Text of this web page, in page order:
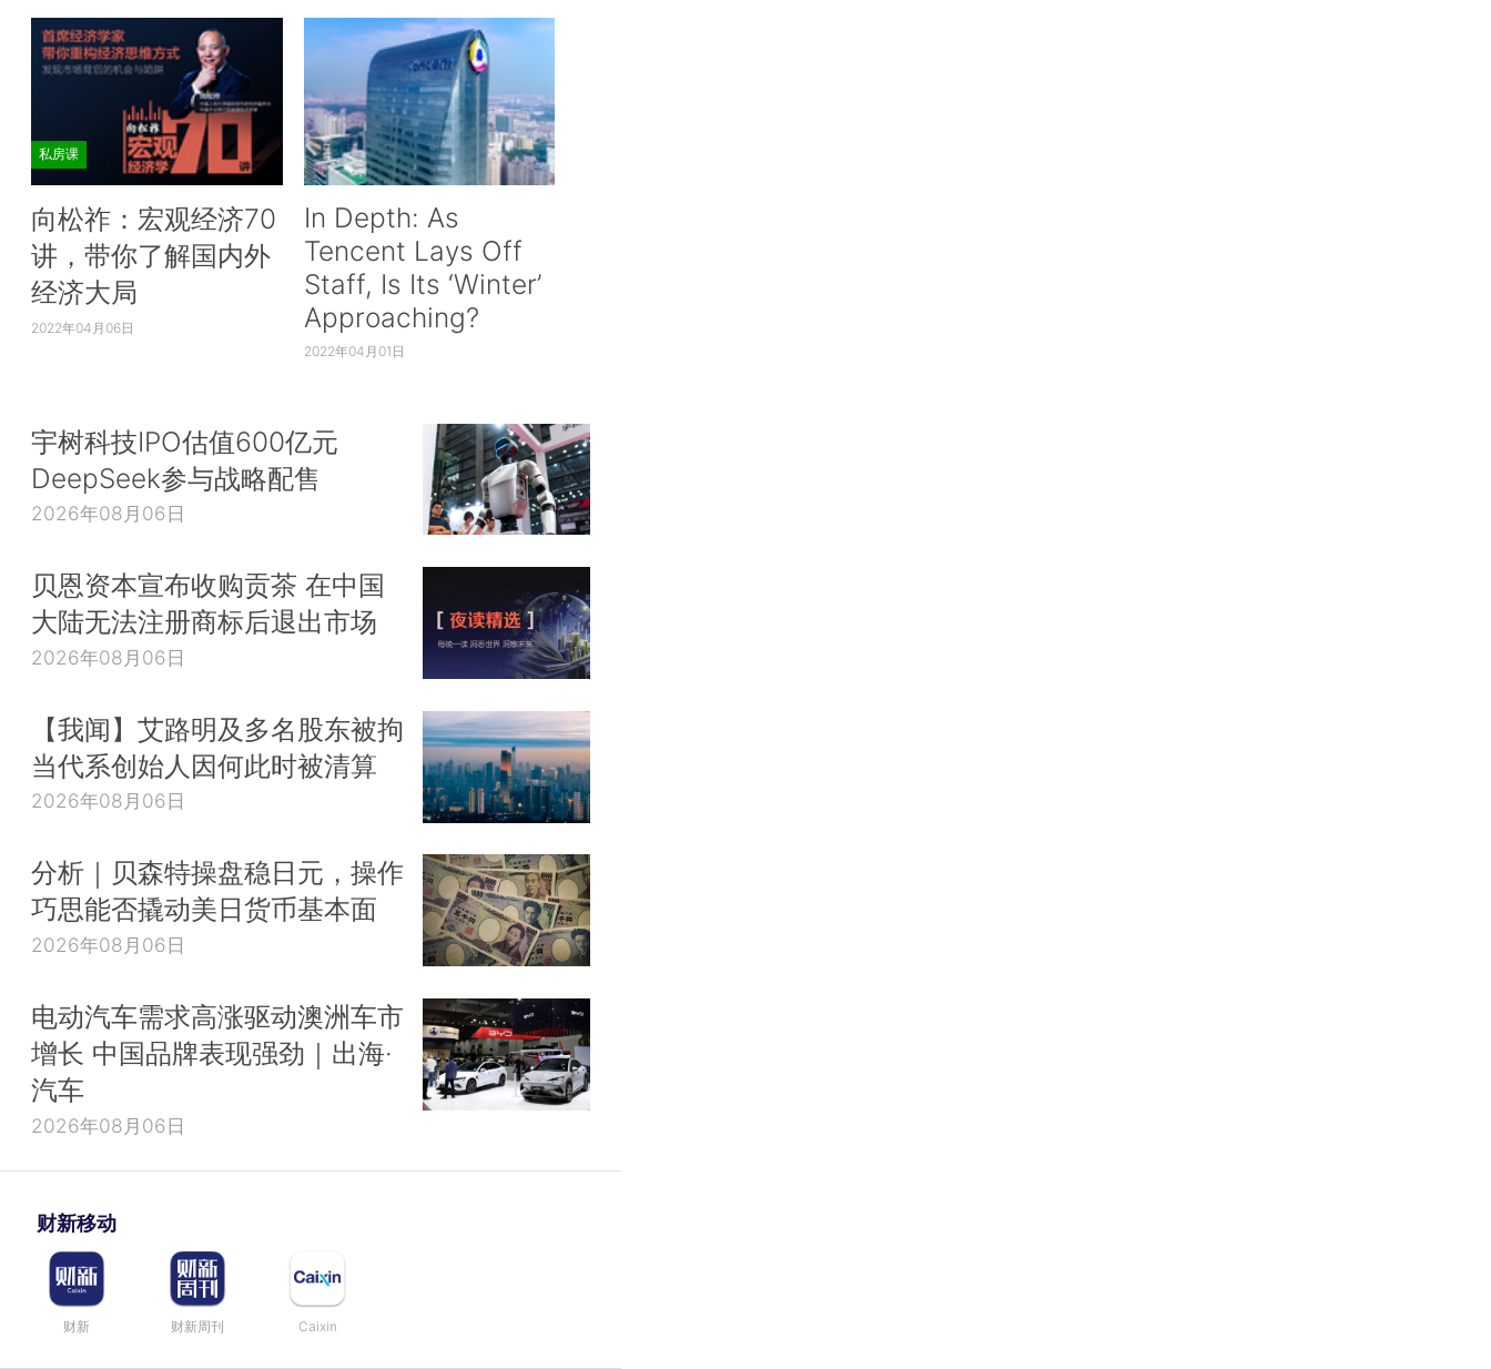
私房课
向松祚：宏观经济70
讲，带你了解国内外
经济大局
2022年04月06日
In Depth: As
Tencent Lays Off
Staff, Is Its ‘Winter’
Approaching?
2022年04月01日
宇树科技IPO估值600亿元
DeepSeek参与战略配售
2026年08月06日
贝恩资本宣布收购贡茶 在中国
大陆无法注册商标后退出市场
2026年08月06日
【我闻】艾路明及多名股东被拘
当代系创始人因何此时被清算
2026年08月06日
分析｜贝森特操盘稳日元，操作
巧思能否撬动美日货币基本面
2026年08月06日
电动汽车需求高涨驱动澳洲车市
增长 中国品牌表现强劲｜出海·
汽车
2026年08月06日
财新移动
财新 财新周刊 Caixin